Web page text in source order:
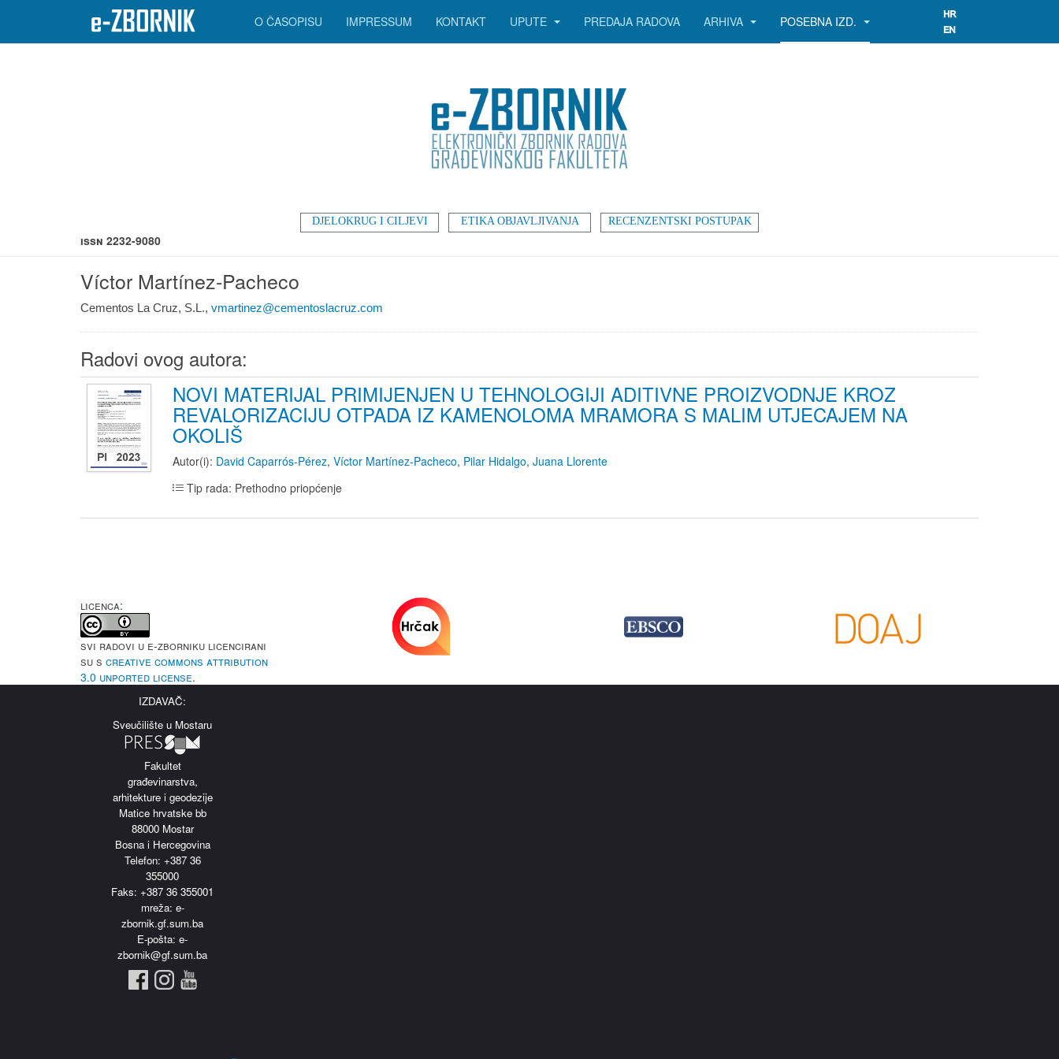
DJELOKRUG I CILJEVI ETIKA OBJAVLJIVANJA RECENZENTSKI POSTUPAK
O ČASOPISU IMPRESSUM KONTAKT UPUTE PREDAJA RADOVA ARHIVA POSEBNA IZD.
ISSN 2232-9080
Víctor Martínez-Pacheco
Cementos La Cruz, S.L., vmartinez@cementoslacruz.com
Radovi ovog autora:
NOVI MATERIJAL PRIMIJENJEN U TEHNOLOGIJI ADITIVNE PROIZVODNJE KROZ
REVALORIZACIJU OTPADA IZ KAMENOLOMA MRAMORA S MALIM UTJECAJEM NA
OKOLIŠ
Autor(i): David Caparrós-Pérez, Víctor Martínez-Pacheco, Pilar Hidalgo, Juana Llorente
Tip rada: Prethodno priopćenje
LICENCA:
Svi radovi u e-Zborniku licencirani
su s Creative Commons Attribution
3.0 Unported License.
IZDAVAČ:
Sveučilište u Mostaru
Fakultet
građevinarstva,
arhitekture i geodezije
Matice hrvatske bb
88000 Mostar
Bosna i Hercegovina
Telefon: +387 36
355000
Faks: +387 36 355001
mreža: e-
zbornik.gf.sum.ba
E-pošta: e-
zbornik@gf.sum.ba